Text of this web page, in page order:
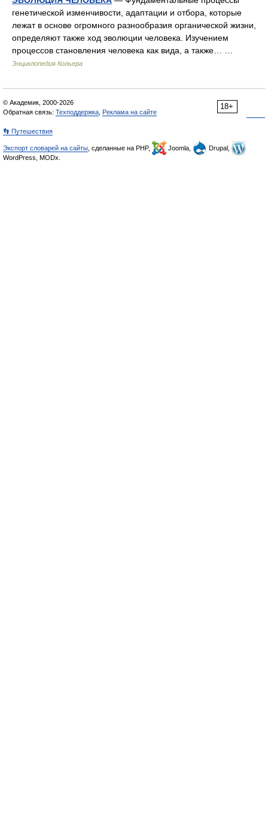
генетической изменчивости, адаптации и отбора, которые
лежат в основе огромного разнообразия органической жизни,
определяют также ход эволюции человека. Изучением
процессов становления человека как вида, а также… …
Энциклопедия Кольера
18+
© Академик, 2000-2026
Обратная связь: Техподдержка Реклама на сайте
👣 Путешествия
Экспорт словарей на сайты , сделанные на PHP, Joomla,
Drupal,
WordPress, MODx.